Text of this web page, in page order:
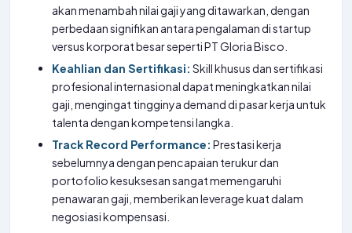
akan menambah nilai gaji yang ditawarkan, dengan
perbedaan signifikan antara pengalaman di startup
versus korporat besar seperti PT Gloria Bisco.
Keahlian dan Sertifikasi: Skill khusus dan sertifikasi
profesional internasional dapat meningkatkan nilai
gaji, mengingat tingginya demand di pasar kerja untuk
talenta dengan kompetensi langka.
Track Record Performance: Prestasi kerja
sebelumnya dengan pencapaian terukur dan
portofolio kesuksesan sangat memengaruhi
penawaran gaji, memberikan leverage kuat dalam
negosiasi kompensasi.